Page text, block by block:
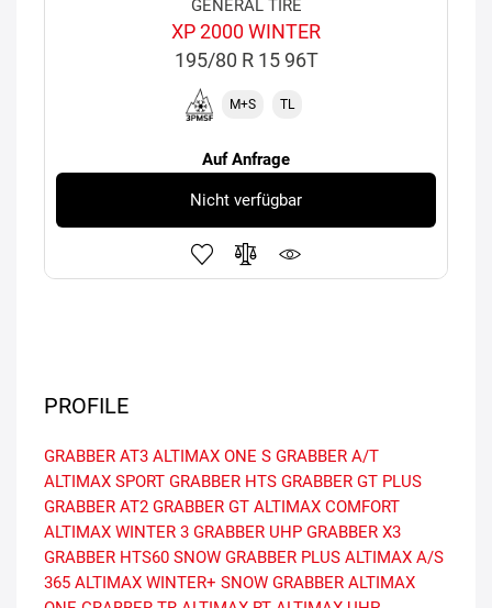
GENERAL TIRE
XP 2000 WINTER
195/80 R 15 96T
M+S TL
Auf Anfrage
Nicht verfügbar
PROFILE
GRABBER AT3 ALTIMAX ONE S GRABBER A/T
ALTIMAX SPORT GRABBER HTS GRABBER GT PLUS
GRABBER AT2 GRABBER GT ALTIMAX COMFORT
ALTIMAX WINTER 3 GRABBER UHP GRABBER X3
GRABBER HTS60 SNOW GRABBER PLUS ALTIMAX A/S
365 ALTIMAX WINTER+ SNOW GRABBER ALTIMAX